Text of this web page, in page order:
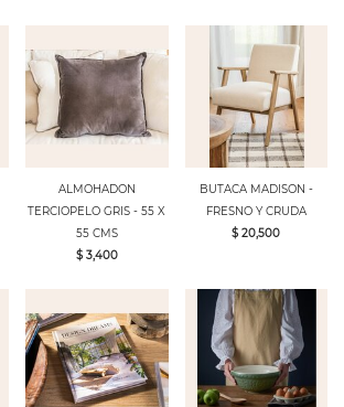
ALMOHADON
TERCIOPELO GRIS - 55 X
55 CMS
$ 3,400
BUTACA MADISON -
FRESNO Y CRUDA
$ 20,500